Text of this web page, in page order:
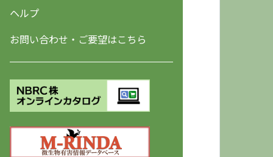
ヘルプ
お問い合わせ・ご要望はこちら